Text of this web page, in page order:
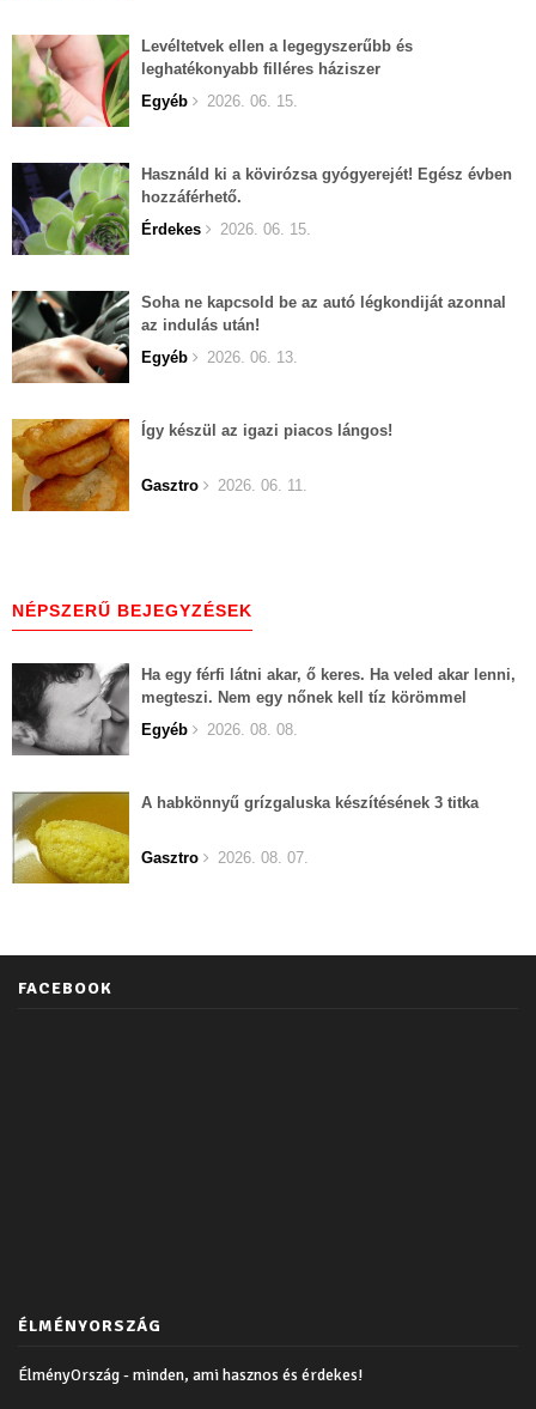
Levéltetvek ellen a legegyszerűbb és
leghatékonyabb filléres háziszer
Egyéb
2026. 06. 15.
Használd ki a kövirózsa gyógyerejét! Egész évben
hozzáférhető.
Érdekes
2026. 06. 15.
Soha ne kapcsold be az autó légkondiját azonnal
az indulás után!
Egyéb
2026. 06. 13.
Így készül az igazi piacos lángos!
Gasztro 2026. 06. 11.
NÉPSZERŰ BEJEGYZÉSEK
Ha egy férfi látni akar, ő keres. Ha veled akar lenni,
megteszi. Nem egy nőnek kell tíz körömmel
belekapaszkodva mindent feláldozni.
Egyéb 2026. 08. 08.
A habkönnyű grízgaluska készítésének 3 titka
Gasztro 2026. 08. 07.
FACEBOOK
ÉLMÉNYORSZÁG
ÉlményOrszág - minden, ami hasznos és érdekes!